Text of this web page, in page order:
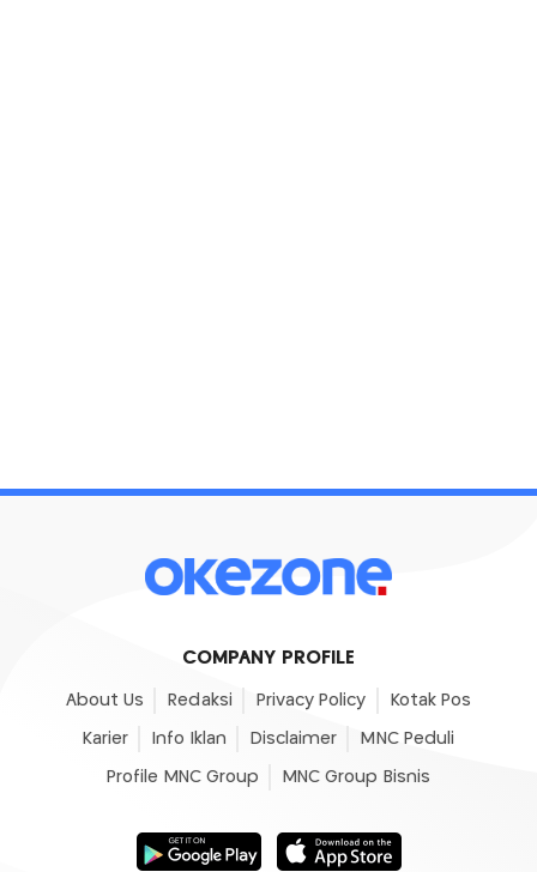
COMPANY PROFILE
About Us Redaksi Privacy Policy Kotak Pos
Karier Info Iklan Disclaimer MNC Peduli
Profile MNC Group MNC Group Bisnis